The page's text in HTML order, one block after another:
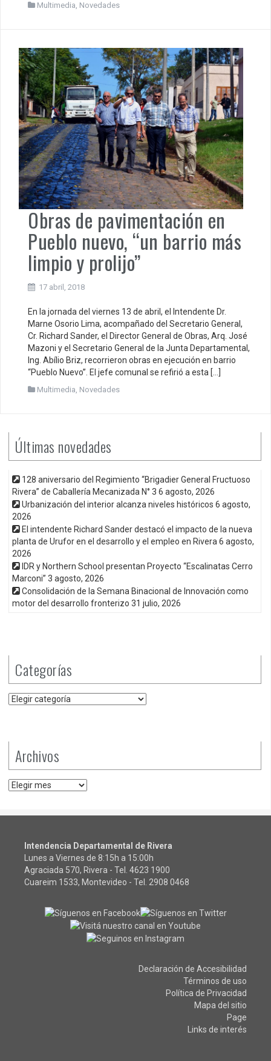
Multimedia, Novedades
Obras de pavimentación en
Pueblo nuevo, “un barrio más
limpio y prolijo”
17 abril, 2018
En la jornada del viernes 13 de abril, el Intendente Dr.
Marne Osorio Lima, acompañado del Secretario General,
Cr. Richard Sander, el Director General de Obras, Arq. José
Mazoni y el Secretario General de la Junta Departamental,
Ing. Abílio Briz, recorrieron obras en ejecución en barrio
“Pueblo Nuevo”. El jefe comunal se refirió a esta […]
Multimedia Novedades
Últimas novedades
128 aniversario del Regimiento “Brigadier General Fructuoso
Rivera” de Caballería Mecanizada N° 3 6 agosto, 2026
Urbanización del interior alcanza niveles históricos 6 agosto,
2026
El intendente Richard Sander destacó el impacto de la nueva
planta de Urufor en el desarrollo y el empleo en Rivera 6 agosto,
2026
IDR y Northern School presentan Proyecto “Escalinatas Cerro
Marconi” 3 agosto, 2026
Consolidación de la Semana Binacional de Innovación como
motor del desarrollo fronterizo 31 julio, 2026
Categorías
Categorías
Archivos
Archivos
Intendencia Departamental de Rivera
Lunes a Viernes de 8:15h a 15:00h
Agraciada 570, Rivera - Tel. 4623 1900
Cuareim 1533, Montevideo - Tel. 2908 0468
Declaración de Accesibilidad
Términos de uso
Política de Privacidad
Mapa del sitio
Page
Links de interés